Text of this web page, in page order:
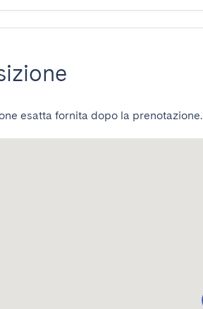
esatta fornita dopo la prenotazione.